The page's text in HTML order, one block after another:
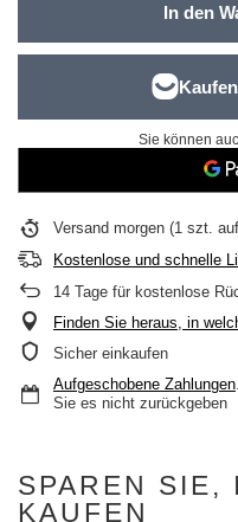
In den
Sie können
Versand morgen (1 szt.
Kostenlose und schnelle
14 Tage für kostenlose
Finden Sie heraus, in
Sicher einkaufen
Aufgeschobene Zahlungen
Sie es nicht zurückgeben
SPAREN SIE,
KAUFEN